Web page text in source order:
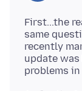
First...the
same
recently
update